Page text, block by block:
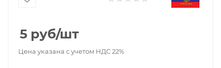
5 руб/шт
Цена указана с учетом НДС 22%